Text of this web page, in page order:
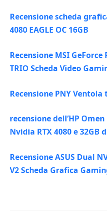
Recensione scheda
4080 EAGLE OC 16GB
Recensione MSI GeForce
TRIO Scheda Video
Recensione PNY
recensione dell’HP
Nvidia RTX 4080 e 32GB
Recensione ASUS Dual
V2 Scheda Grafica